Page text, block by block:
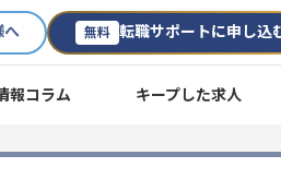
へ 無料 転職サポートに申し込
報コラム キープした求人